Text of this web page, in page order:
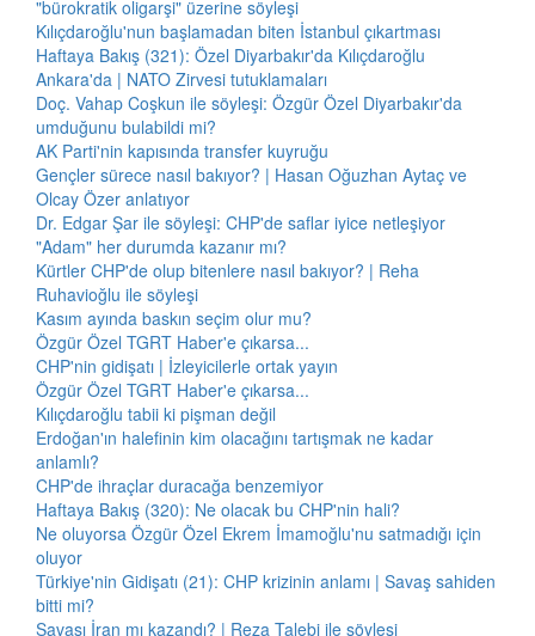
"bürokratik oligarşi" üzerine söyleşi
Kılıçdaroğlu'nun başlamadan biten İstanbul çıkartması
Haftaya Bakış (321): Özel Diyarbakır'da Kılıçdaroğlu
Ankara'da | NATO Zirvesi tutuklamaları
Doç. Vahap Coşkun ile söyleşi: Özgür Özel Diyarbakır'da
umduğunu bulabildi mi?
AK Parti'nin kapısında transfer kuyruğu
Gençler sürece nasıl bakıyor? | Hasan Oğuzhan Aytaç ve
Olcay Özer anlatıyor
Dr. Edgar Şar ile söyleşi: CHP'de saflar iyice netleşiyor
"Adam" her durumda kazanır mı?
Kürtler CHP'de olup bitenlere nasıl bakıyor? | Reha
Ruhavioğlu ile söyleşi
Kasım ayında baskın seçim olur mu?
Özgür Özel TGRT Haber'e çıkarsa...
CHP'nin gidişatı | İzleyicilerle ortak yayın
Özgür Özel TGRT Haber'e çıkarsa...
Kılıçdaroğlu tabii ki pişman değil
Erdoğan'ın halefinin kim olacağını tartışmak ne kadar
anlamlı?
CHP'de ihraçlar duracağa benzemiyor
Haftaya Bakış (320): Ne olacak bu CHP'nin hali?
Ne oluyorsa Özgür Özel Ekrem İmamoğlu'nu satmadığı için
oluyor
Türkiye'nin Gidişatı (21): CHP krizinin anlamı | Savaş sahiden
bitti mi?
Savaşı İran mı kazandı? | Reza Talebi ile söyleşi